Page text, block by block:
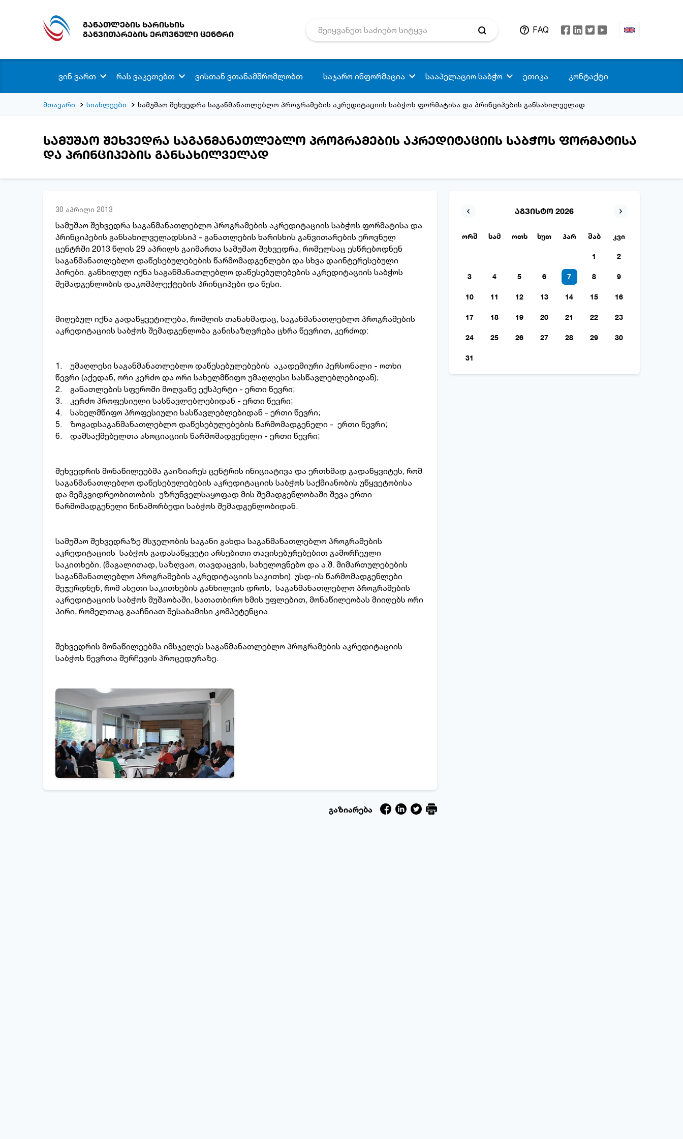
განათლების ხარისხის
განვითარების ეროვნული ცენტრი
FAQ
ვინ ვართ რას ვაკეთებთ ვისთან ვთანამშრომლობთ საჯარო ინფორმაცია სააპელაციო საბჭო ეთიკა კონტაქტი
მთავარი სიახლეები სამუშაო შეხვედრა საგანმანათლებლო პროგრამების აკრედიტაციის საბჭოს ფორმატისა და პრინციპების განსახილველად
სამუშაო შეხვედრა საგანმანათლებლო პროგრამების აკრედიტაციის საბჭოს ფორმატისა
და პრინციპების განსახილველად
აგვისტო 2026
ორშ სამ ოთხ ხუთ პარ შაბ კვი
1 2
3 4 5 6 7 8 9
10 11 12 13 14 15 16
17 18 19 20 21 22 23
24 25 26 27 28 29 30
31
30 აპრილი 2013
სამუშაო შეხვედრა საგანმანათლებლო პროგრამების აკრედიტაციის საბჭოს ფორმატისა და
პრინციპების განსახილველადსსიპ - განათლების ხარისხის განვითარების ეროვნულ
ცენტრში 2013 წლის 29 აპრილს გაიმართა სამუშაო შეხვედრა, რომელსაც ესწრებოდნენ
საგანმანათლებლო დაწესებულებების წარმომადგენლები და სხვა დაინტერესებული
პირები. განხილულ იქნა საგანმანათლებლო დაწესებულებების აკრედიტაციის საბჭოს
შემადგენლობის დაკომპლექტების პრინციპები და წესი.
მიღებულ იქნა გადაწყვეტილება, რომლის თანახმადაც, საგანმანათლებლო პროგრამების
აკრედიტაციის საბჭოს შემადგენლობა განისაზღვრება ცხრა წევრით, კერძოდ:
1. უმაღლესი საგანმანათლებლო დაწესებულებების აკადემიური პერსონალი - ოთხი
წევრი (აქედან, ორი კერძო და ორი სახელმწიფო უმაღლესი სასწავლებლებიდან);
2. განათლების სფეროში მოღვაწე ექსპერტი - ერთი წევრი;
3. კერძო პროფესიული სასწავლებლებიდან - ერთი წევრი;
4. სახელმწიფო პროფესიული სასწავლებლებიდან - ერთი წევრი;
5. ზოგადსაგანმანათლებლო დაწესებულებების წარმომადგენელი - ერთი წევრი;
6. დამსაქმებელთა ასოციაციის წარმომადგენელი - ერთი წევრი;
შეხვედრის მონაწილეებმა გაიზიარეს ცენტრის ინიციატივა და ერთხმად გადაწყვიტეს, რომ
საგანმანათლებლო დაწესებულებების აკრედიტაციის საბჭოს საქმიანობის უწყვეტობისა
და მემკვიდრეობითობის უზრუნველსაყოფად მის შემადგენლობაში შევა ერთი
წარმომადგენელი წინამორბედი საბჭოს შემადგენლობიდან.
სამუშაო შეხვედრაზე მსჯელობის საგანი გახდა საგანმანათლებლო პროგრამების
აკრედიტაციის საბჭოს გადასაწყვეტი არსებითი თავისებურებებით გამორჩეული
საკითხები. (მაგალითად, საზღვაო, თავდაცვის, სახელოვნებო და ა.შ. მიმართულებების
საგანმანათლებლო პროგრამების აკრედიტაციის საკითხი). უსდ-ის წარმომადგენლები
შეჯერდნენ, რომ ასეთი საკითხების განხილვის დროს, საგანმანათლებლო პროგრამების
აკრედიტაციის საბჭოს მუშაობაში, სათათბირო ხმის უფლებით, მონაწილეობას მიიღებს ორი
პირი, რომელთაც გააჩნიათ შესაბამისი კომპეტენცია.
შეხვედრის მონაწილეებმა იმსჯელეს საგანმანათლებლო პროგრამების აკრედიტაციის
საბჭოს წევრთა შერჩევის პროცედურაზე.
გაზიარება